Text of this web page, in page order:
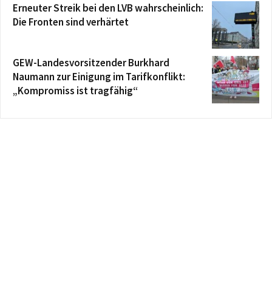
Erneuter Streik bei den LVB wahrscheinlich:
Die Fronten sind verhärtet
GEW-Landesvorsitzender Burkhard
Naumann zur Einigung im Tarifkonflikt:
„Kompromiss ist tragfähig“